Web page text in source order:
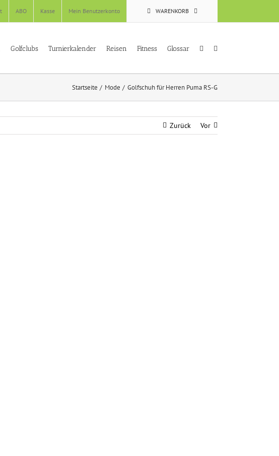
ABO Kasse Mein Benutzerkonto WARENKORB
Golfclubs Turnierkalender Reisen Fitness Glossar
Startseite Mode Golfschuh für Herren Puma RS-G
Zurück Vor